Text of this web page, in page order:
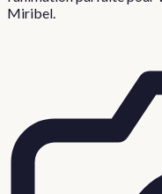
Miribel.